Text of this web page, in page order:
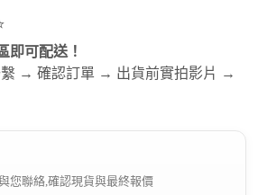
即可配送！
繫 → 確認訂單 → 出貨前實拍影片 →
您聯絡,確認現貨與最終報價